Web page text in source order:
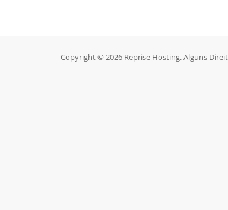
Copyright © 2026 Reprise Hosting. Alguns